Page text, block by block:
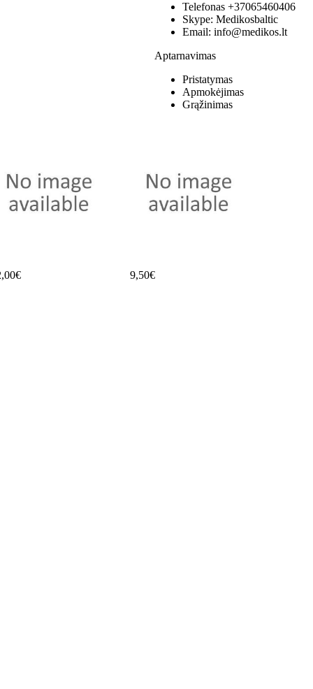
Telefonas +37065460406
Skype: Medikosbaltic
Email: info@medikos.lt
Aptarnavimas
Pristatymas
Apmokėjimas
Grąžinimas
9,50€